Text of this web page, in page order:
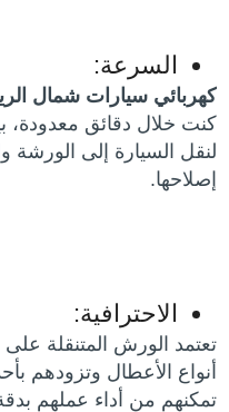
السرعة:
كهربائي سيارات شمال
كنت خلال دقائق معدودة،
لنقل السيارة إلى الورشة
إصلاحها.
الاحترافية:
تعتمد الورش المتنقلة
أنواع الأعطال وتزودهم
تمكنهم من أداء عملهم